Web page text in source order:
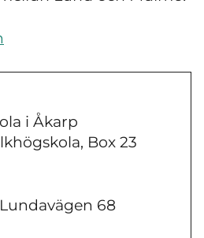
i Åkarp
Box 23
Lundavägen 68